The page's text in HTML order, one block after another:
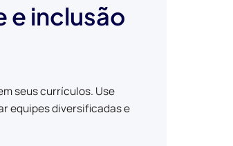
e inclusão
seus currículos. Use
equipes diversificadas e